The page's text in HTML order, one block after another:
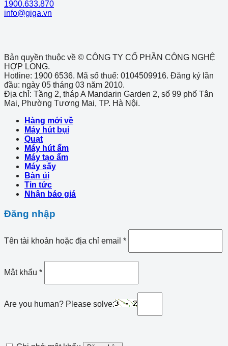
1900.633.870
info@giga.vn
Bản quyền thuộc về © CÔNG TY CỔ PHẦN CÔNG NGHỆ
HỢP LONG.
Hotline: 1900 6536. Mã số thuế: 0104509916. Đăng ký lần
đầu: ngày 05 tháng 03 năm 2010.
Địa chỉ: Tầng 2, tháp A Mandarin Garden 2, số 99 phố Tân
Mai, Phường Tương Mai, TP. Hà Nội.
Hàng mới về
Máy hút bụi
Quạt
Máy hút ẩm
Máy tạo ẩm
Máy sấy
Bàn ủi
Tin tức
Nhận báo giá
Đăng nhập
Tên tài khoản hoặc địa chỉ email *
Mật khẩu *
Are you human? Please solve: